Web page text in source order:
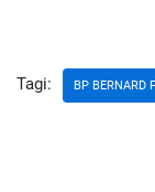
Tagi: BP BERNARD